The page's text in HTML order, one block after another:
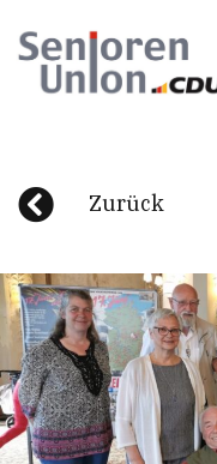
Zurück